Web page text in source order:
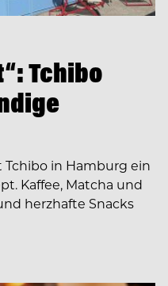
Tchibo
Tchibo in Hamburg ein
Kaffee, Matcha und
herzhafte Snacks